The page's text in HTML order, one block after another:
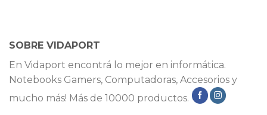
SOBRE VIDAPORT
En Vidaport encontrá lo mejor en informática.
Notebooks Gamers, Computadoras, Accesorios y
mucho más! Más de 10000 productos.